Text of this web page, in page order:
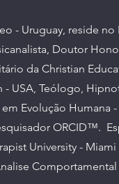
- Uruguay, reside no
Doutor
da Christian
USA, Teólogo,
Evolução Humana
ORCID™. E
University - Miami